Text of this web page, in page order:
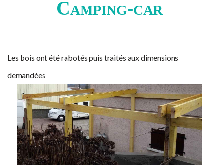
Camping-car
Les bois ont été rabotés puis traités aux dimensions
demandées